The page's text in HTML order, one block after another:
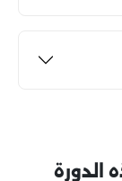
الدورة